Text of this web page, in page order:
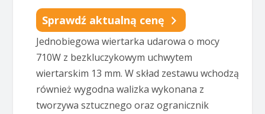
Sprawdź aktualną cenę
Jednobiegowa wiertarka udarowa o mocy
710W z bezkluczykowym uchwytem
wiertarskim 13 mm. W skład zestawu wchodzą
również wygodna walizka wykonana z
tworzywa sztucznego oraz ogranicznik